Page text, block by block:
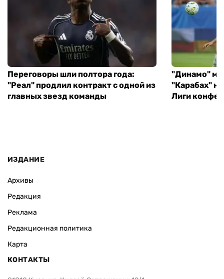
Переговоры шли полтора года:
"Реал" продлил контракт с одной из
главных звезд команды
"Динамо"
"Карабах"
Лиги
ИЗДАНИЕ
Архивы
Редакция
Реклама
Редакционная политика
Карта
КОНТАКТЫ